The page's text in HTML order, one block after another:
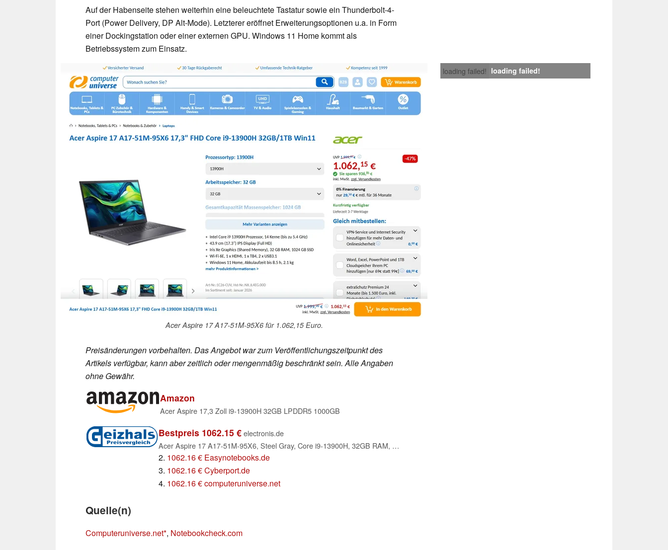
Auf der Habenseite stehen weiterhin eine beleuchtete Tastatur sowie ein Thunderbolt-4-
Port (Power Delivery, DP Alt-Mode). Letzterer eröffnet Erweiterungsoptionen u.a. in Form
einer Dockingstation oder einer externen GPU. Windows 11 Home kommt als
Betriebssystem zum Einsatz.
loading failed! loading failed!
Acer Aspire 17 A17-51M-95X6 für 1.062,15 Euro.
Preisänderungen vorbehalten. Das Angebot war zum Veröffentlichungszeitpunkt des
Artikels verfügbar, kann aber zeitlich oder mengenmäßig beschränkt sein. Alle Angaben
ohne Gewähr.
Amazon
Acer Aspire 17,3 Zoll i9-13900H 32GB LPDDR5 1000GB
Bestpreis 1062.15 € electronis.de
Acer Aspire 17 A17-51M-95X6, Steel Gray, Core i9-13900H, 32GB RAM, 1TB SSD, DE (NX.JL4EG.00D)
2. 1062.16 € Easynotebooks.de
3. 1062.16 € Cyberport.de
4. 1062.16 € computeruniverse.net
Quelle(n)
Computeruniverse.net , Notebookcheck.com